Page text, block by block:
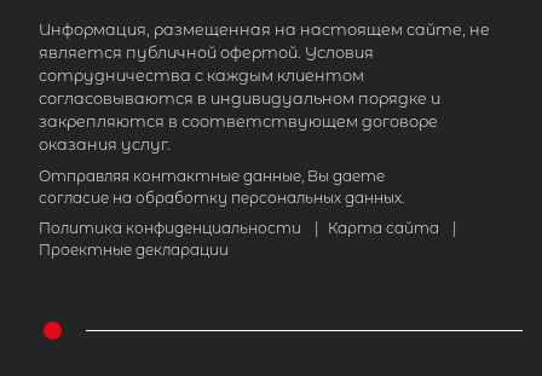
Информация, размещенная на настоящем сайте, не
является публичной офертой. Условия
сотрудничества с каждым клиентом
согласовываются в индивидуальном порядке и
закрепляются в соответствующем договоре
оказания услуг.
Отправляя контактные данные, Вы даете
согласие на обработку персональных данных.
Политика конфиденциальности
Карта сайта
Проектные декларации